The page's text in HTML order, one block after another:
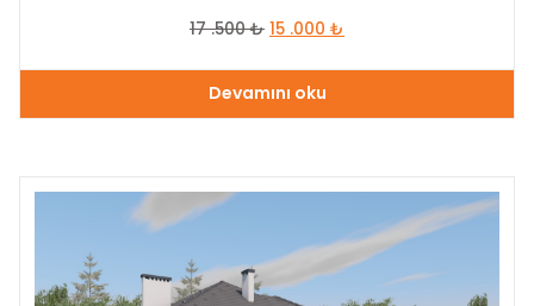
17 .500₺ 15 .000 ₺
Devamını oku